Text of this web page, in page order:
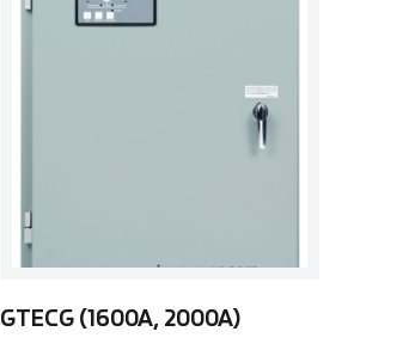
GTECG (1600A, 2000A)